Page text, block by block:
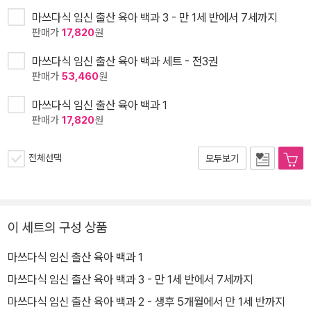
마쓰다식 임신 출산 육아 백과 3 - 만 1세 반에서 7세까지
판매가 17,820원
마쓰다식 임신 출산 육아 백과 세트 - 전3권
판매가 53,460원
마쓰다식 임신 출산 육아 백과 1
판매가 17,820원
전체선택 모두보기
이 세트의 구성 상품
마쓰다식 임신 출산 육아 백과 1
마쓰다식 임신 출산 육아 백과 3 - 만 1세 반에서 7세까지
마쓰다식 임신 출산 육아 백과 2 - 생후 5개월에서 만 1세 반까지